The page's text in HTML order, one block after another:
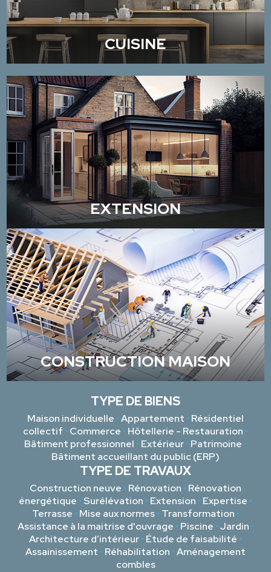
CUISINE
EXTENSION
CONSTRUCTION MAISON
TYPE DE BIENS
Maison individuelle •Appartement • Résidentiel
collectif • Commerce • Hôtellerie - Restauration •
Bâtiment professionnel • Extérieur• Patrimoine •
Bâtiment accueillant du public (ERP)
TYPE DE TRAVAUX
Construction neuve • Rénovation • Rénovation
énergétique • Surélévation • Extension • Expertise •
Terrasse • Mise aux normes • Transformation •
Assistance à la maitrise d'ouvrage • Piscine •Jardin •
Architecture d’intérieur• Étude de faisabilité •
Assainissement • Réhabilitation •Aménagement
combles